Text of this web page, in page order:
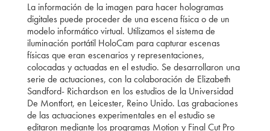
La información de la imagen para hacer hologramas
digitales puede proceder de una escena física o de un
modelo informático virtual. Utilizamos el sistema de
iluminación portátil HoloCam para capturar escenas
físicas que eran escenarios y representaciones,
colocadas y actuadas en el estudio. Se desarrollaron una
serie de actuaciones, con la colaboración de Elizabeth
Sandford- Richardson en los estudios de la Universidad
De Montfort, en Leicester, Reino Unido. Las grabaciones
de las actuaciones experimentales en el estudio se
editaron mediante los programas Motion y Final Cut Pro